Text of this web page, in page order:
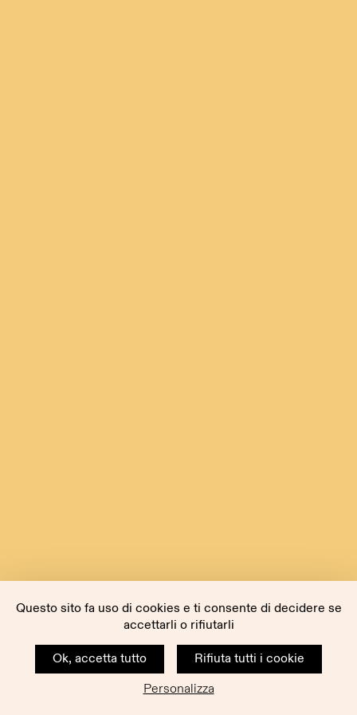
Questo sito fa uso di cookies e ti consente di decidere se
accettarli o rifiutarli
Ok, accetta tutto
Rifiuta tutti i cookie
Personalizza